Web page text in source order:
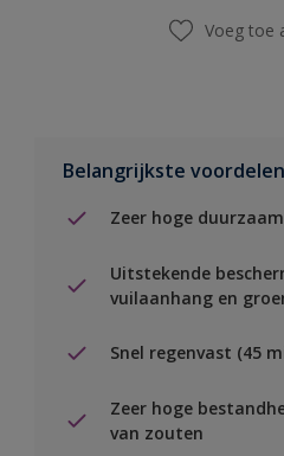
Voeg toe
Belangrijkste voordelen
Zeer hoge
Uitstekende
vuilaanhang en
Snel regenvast (45
Zeer hoge
van zouten